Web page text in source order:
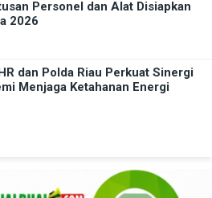
Personel dan Alat Disiapkan
2026
dan Polda Riau Perkuat Sinergi
Menjaga Ketahanan Energi